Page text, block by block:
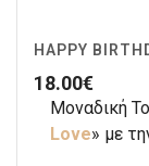
HAPPY
18.00€
Μοναδική
Love» με